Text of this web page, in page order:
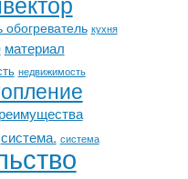
обогреватель кухня
материал
недвижимость
система. система